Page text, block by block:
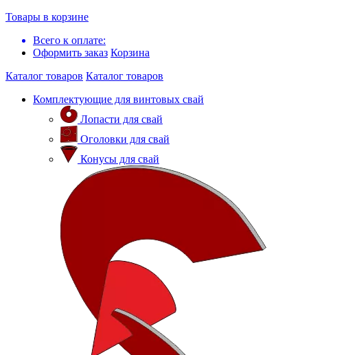
Товары в корзине
Всего к оплате:
Оформить заказ Корзина
Каталог товаров Каталог товаров
Комплектующие для винтовых свай
Лопасти для свай
Оголовки для свай
Конусы для свай